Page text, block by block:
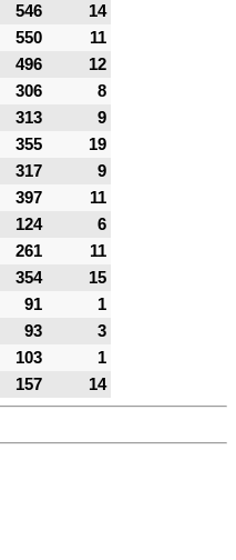
546
14
550
11
496
12
306
8
313
9
355
19
317
9
397
11
124
6
261
11
354
15
91
1
93
3
103
1
157 14